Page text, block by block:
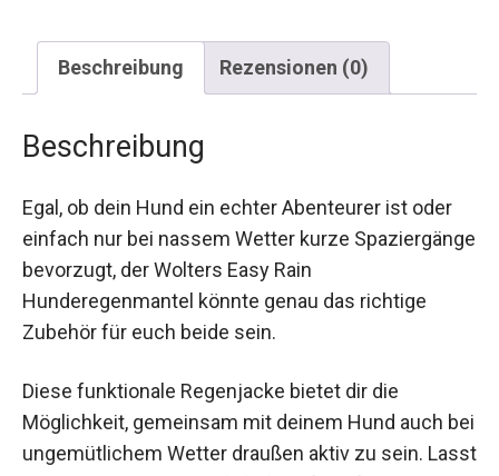
Beschreibung Rezensionen (0)
Beschreibung
Egal, ob dein Hund ein echter Abenteurer ist oder
einfach nur bei nassem Wetter kurze Spaziergänge
bevorzugt, der Wolters Easy Rain
Hunderegenmantel könnte genau das richtige
Zubehör für euch beide sein.
Diese funktionale Regenjacke bietet dir die
Möglichkeit, gemeinsam mit deinem Hund auch bei
ungemütlichem Wetter draußen aktiv zu sein. Lasst